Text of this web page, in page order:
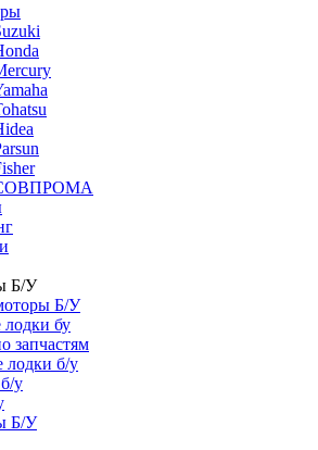
Б/У
Б/У
бу
запчастям
лодки б/у
у
Б/У